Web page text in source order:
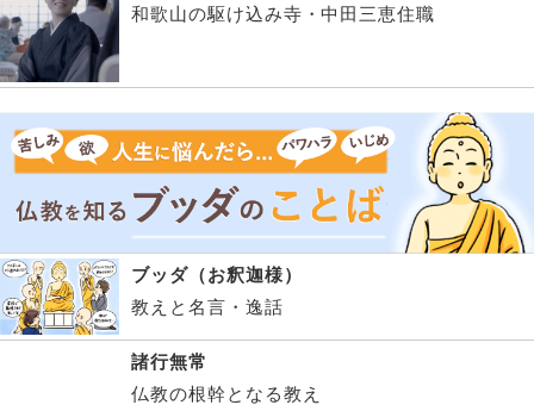
和歌山の駆け込み寺・中田三恵住職
ブッダ（お釈迦様）
教えと名言・逸話
諸行無常
仏教の根幹となる教え